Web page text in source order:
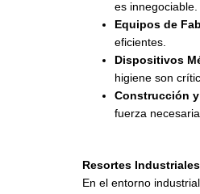
es innegociable.
Equipos de
eficientes.
Dispositivos
higiene son
Construcción
fuerza
Resortes
En el entorno